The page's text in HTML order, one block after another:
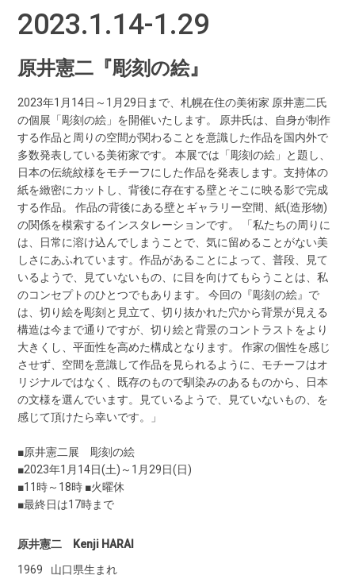
2023.1.14-1.29
原井憲二『彫刻の絵』
2023年1月14日～1月29日まで、札幌在住の美術家 原井憲二氏
の個展「彫刻の絵」を開催いたします。 原井氏は、自身が制作
する作品と周りの空間が関わることを意識した作品を国内外で
多数発表している美術家です。 本展では「彫刻の絵」と題し、
日本の伝統紋様をモチーフにした作品を発表します。支持体の
紙を緻密にカットし、背後に存在する壁とそこに映る影で完成
する作品。 作品の背後にある壁とギャラリー空間、紙(造形物)
の関係を模索するインスタレーションです。 「私たちの周りに
は、日常に溶け込んでしまうことで、気に留めることがない美
しさにあふれています。作品があることによって、普段、見て
いるようで、見ていないもの、に目を向けてもらうことは、私
のコンセプトのひとつでもあります。 今回の『彫刻の絵』で
は、切り絵を彫刻と見立て、切り抜かれた穴から背景が見える
構造は今まで通りですが、切り絵と背景のコントラストをより
大きくし、平面性を高めた構成となります。 作家の個性を感じ
させず、空間を意識して作品を見られるように、モチーフはオ
リジナルではなく、既存のもので馴染みのあるものから、日本
の文様を選んでいます。見ているようで、見ていないもの、を
感じて頂けたら幸いです。」
■原井憲二展 彫刻の絵
■2023年1月14日(土)～1月29日(日)
■11時～18時 ■火曜休
■最終日は17時まで
原井憲二 Kenji HARAI
1969
山口県生まれ